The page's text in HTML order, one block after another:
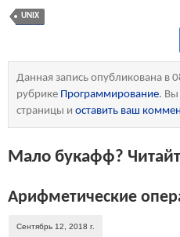
UNIX
Данная запись опубликована в
рубрике Программирование. Вы
страницы и оставить ваш
Мало букафф?
Арифметические
Сентябрь 12, 2018 г.